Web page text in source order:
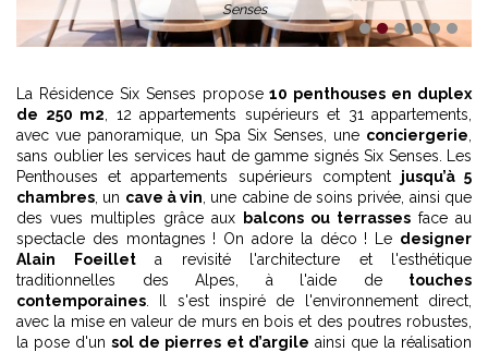
Senses
1 2 3 4 5 6
La Résidence Six Senses propose10 penthouses en duplex
de 250 m2 , 12 appartements supérieurs et 31 appartements,
avec vue panoramique, un Spa Six Senses, une conciergerie
sans oublier les services haut de gamme signés Six Senses. Les
Penthouses et appartements supérieurs comptent jusqu’à 5
chambres , un cave à vin , une cabine de soins privée, ainsi que
des vues multiples grâce aux balcons ou terrasses face au
spectacle des montagnes ! On adore la déco ! Le designer
Alain Foeilleta revisité l'architecture et l'esthétique
traditionnelles des Alpes, à l'aide de touches
contemporaines . Il s'est inspiré de l'environnement direct,
avec la mise en valeur de murs en bois et des poutres robustes,
la pose d'unsol de pierres et d’argile ainsi que la réalisation